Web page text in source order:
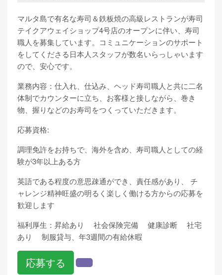
マルタ島で有名な寿司＆鉄板焼の高級レストランが寿司
テイクアウェイショップ4号店のオープンに伴い、寿司
職人を募集しています。コミュニケーションのサポート
をしてくださる日本人スタッフが数名いらっしゃいます
ので、安心です。
業務内容：仕入れ、仕込み、ヘッド寿司職人と共に二名
体制でカウンターに立ち、お客様と接しながら、巻き
物、握りなどのお寿司をつくっていただきます。
応募資格:
調理免許をお持ちで、海外を含め、寿司職人としての経
験が3年以上ある方
英語である程度の意思疎通ができ、責任感があり、 チ
ャレンジ精神旺盛の明るく楽しく働ける方からの応募を
歓迎します
福利厚生：昇給あり 社会保険完備 健康診断 社宅
あり 制服貸与、年3週間の有給休暇
応募する